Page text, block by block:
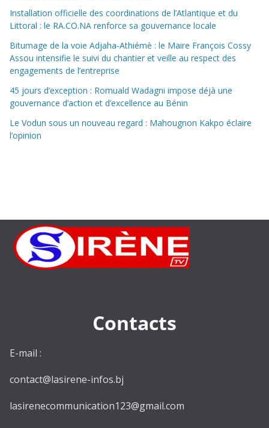
Installation officielle des coordinations de l’Atlantique et du
Littoral : le RA.CO.NA renforce sa gouvernance locale
Bitumage de la voie Adjaha-Athiémè : le Maire François Cossy
Assou intensifie le suivi du chantier et veille au respect des
engagements de l’entreprise
45 jours d’exception : Romuald Wadagni impose déjà une
gouvernance d’action et d’excellence au Bénin
Le Vodun sous un nouveau regard : Mahougnon Kakpo éclaire
l’opinion
Contacts
E-mail :
contact@lasirene-infos.bj
lasirenecommunication123@gmail.com